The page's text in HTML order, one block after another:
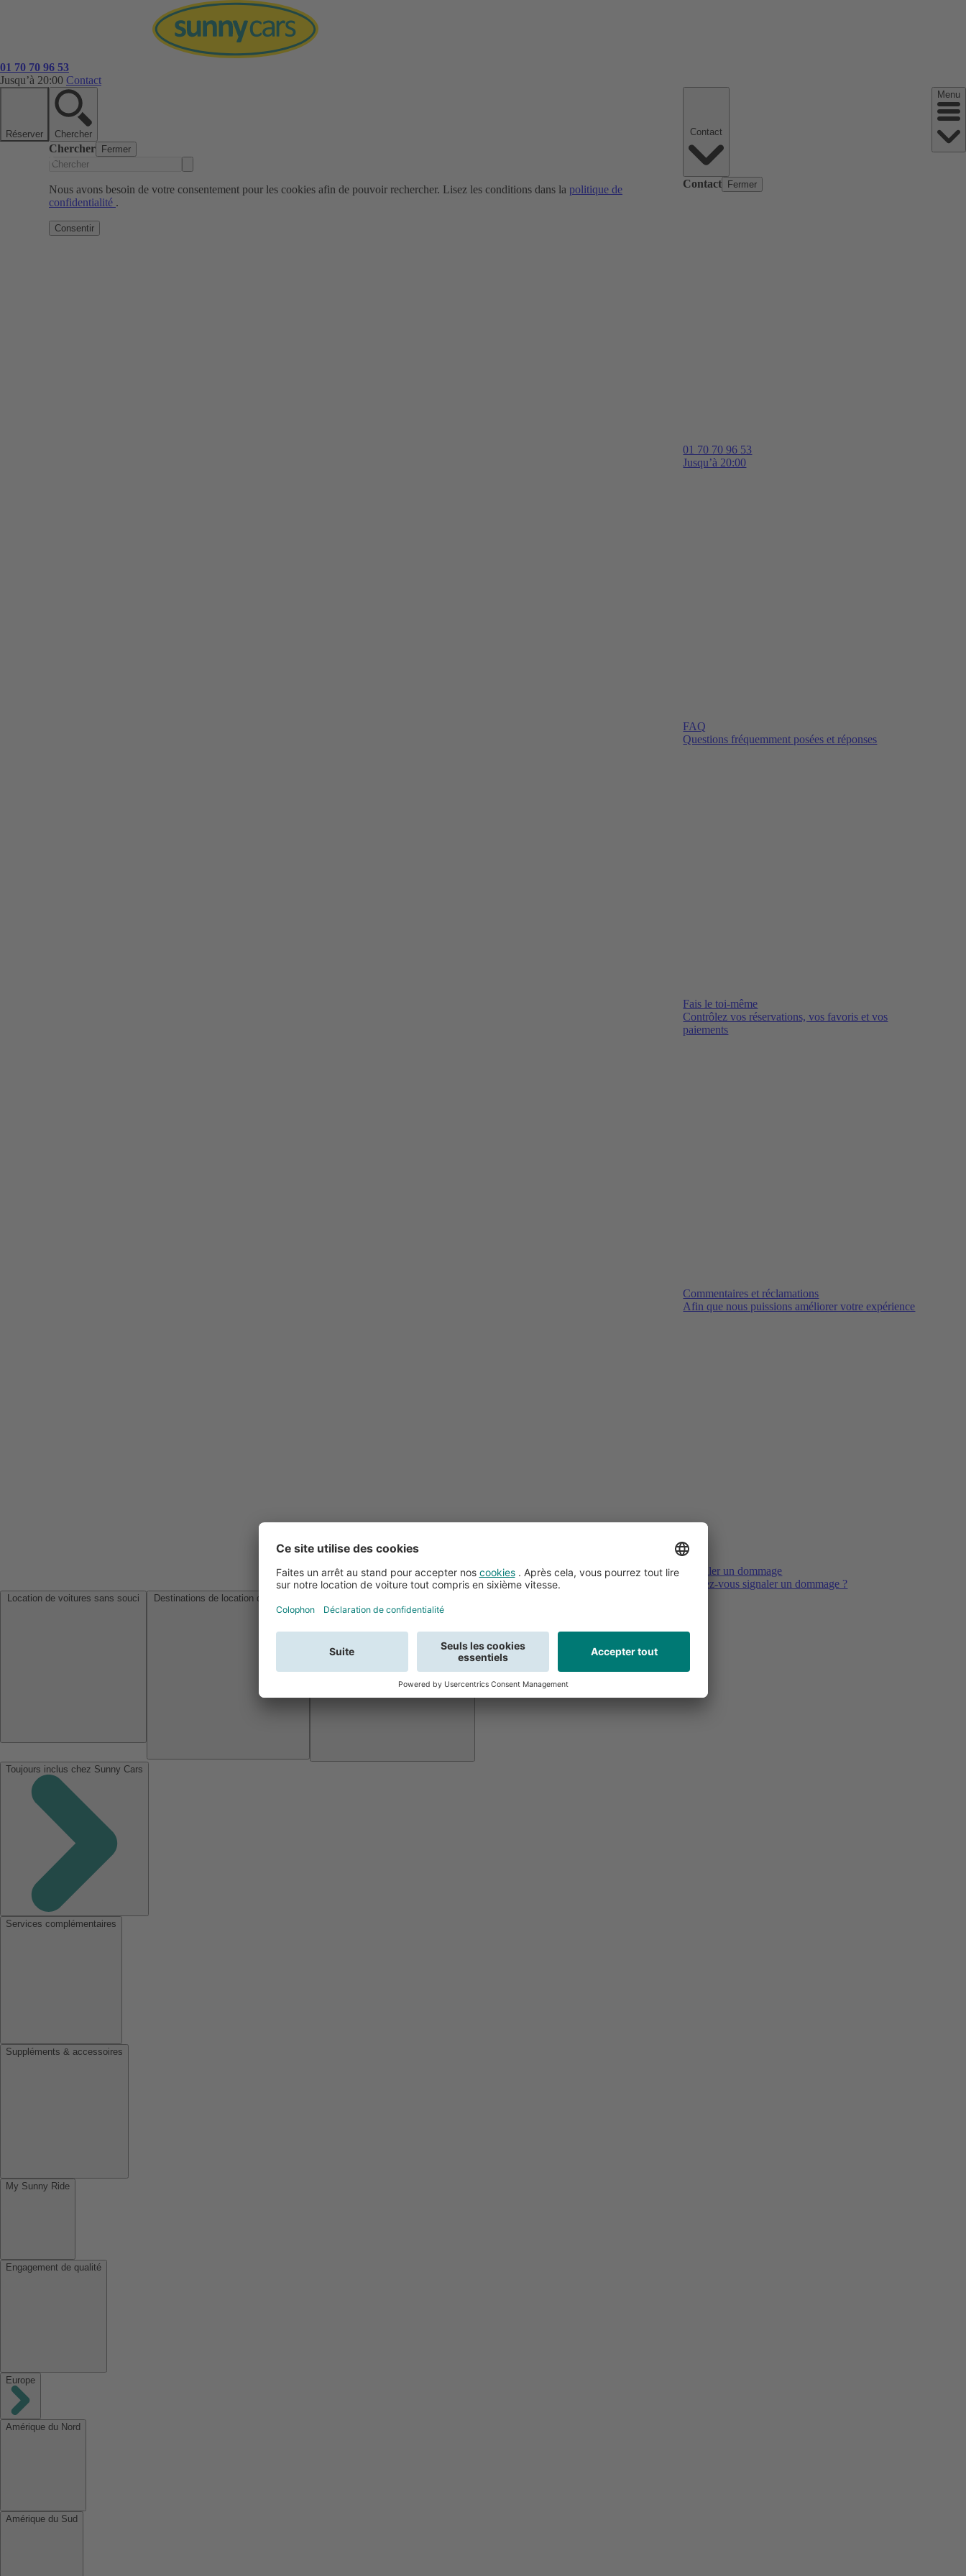
01 70 70 96 53
Jusqu’à 20:00 Contact
Réserver Chercher
Chercher Fermer
Nous avons besoin de votre consentement pour les cookies afin de pouvoir rechercher. Lisez les conditions dans la politique de
confidentialité .
Consentir
Contact Fermer
01 70 70 96 53
Jusqu’à 20:00
FAQ
Questions fréquemment posées et réponses
Fais le toi-même
Contrôlez vos réservations, vos favoris et vos
paiements
Commentaires et réclamations
Afin que nous puissions améliorer votre expérience
Signaler un dommage
Voulez-vous signaler un dommage ?
Menu
Toujours inclus chez Sunny Cars
Services complémentaires
Suppléments & accessoires
My Sunny Ride
Engagement de qualité
Europe
Amérique du Nord
Amérique du Sud